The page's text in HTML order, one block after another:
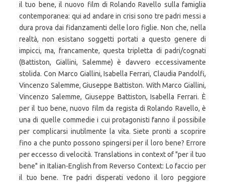
il tuo bene, il nuovo film di Rolando Ravello sulla famiglia
contemporanea: qui ad andare in crisi sono tre padri messi a
dura prova dai fidanzamenti delle loro figlie. Non che, nella
realtà, non esistano soggetti portati a questo genere di
impicci, ma, francamente, questa tripletta di padri/cognati
(Battiston, Giallini, Salemme) è davvero eccessivamente
stolida. Con Marco Giallini, Isabella Ferrari, Claudia Pandolfi,
Vincenzo Salemme, Giuseppe Battiston. With Marco Giallini,
Vincenzo Salemme, Giuseppe Battiston, Isabella Ferrari. È
per il tuo bene, nuovo film da regista di Rolando Ravello, è
una di quelle commedie i cui protagonisti fanno il possibile
per complicarsi inutilmente la vita. Siete pronti a scoprire
fino a che punto possono spingersi per il loro bene? Errore
per eccesso di velocità. Translations in context of "per il tuo
bene" in Italian-English from Reverso Context: Lo faccio per
il tuo bene. Tre padri disperati vedono il loro peggiore